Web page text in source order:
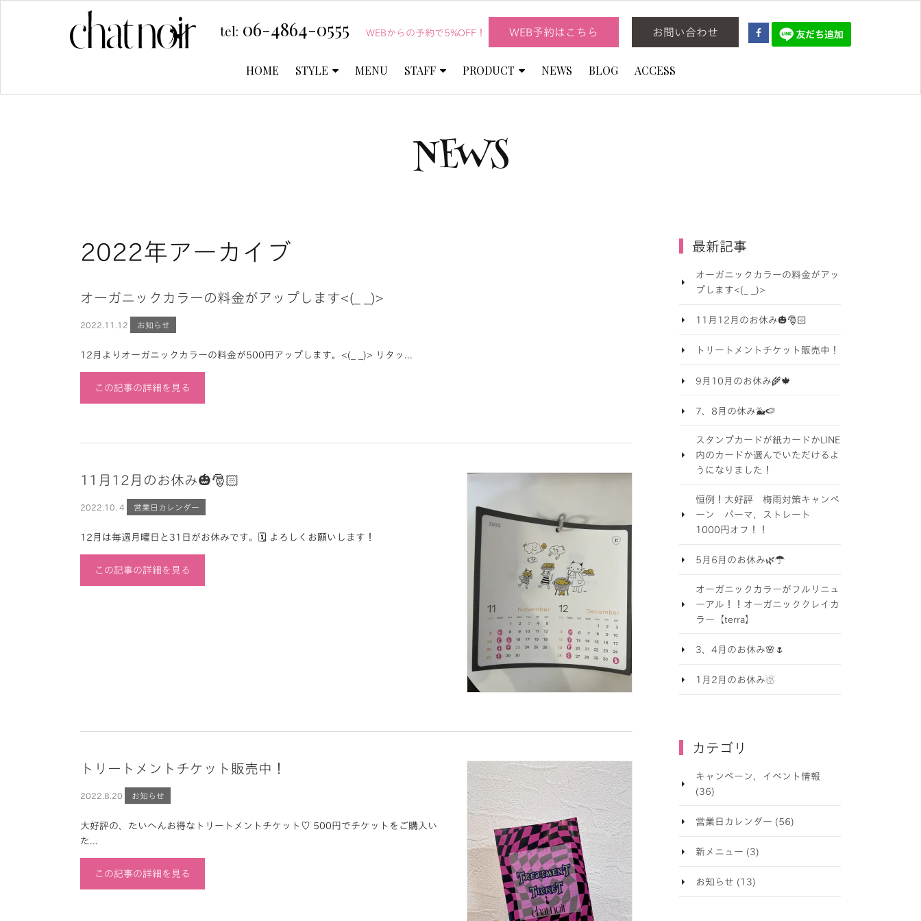
tel: 06-4864-0555 WEBからの予約で5%OFF！ WEB予約はこちら お問い合わせ
HOME STYLE MENU STAFF PRODUCT NEWS BLOG ACCESS
NEWS
2022年アーカイブ
オーガニックカラーの料金がアップします<(_ _)>
2022. 11.12 お知らせ
12月よりオーガニックカラーの料金が500円アップします。<(_ _)> リタッ...
この記事の詳細を見る
11月12月のお休み🎃🎅🏻
2022. 10. 4 営業日カレンダー
12月は毎週月曜日と31日がお休みです。🗓 よろしくお願いします！
この記事の詳細を見る
トリートメントチケット販売中！
2022. 8.20 お知らせ
大好評の、たいへんお得なトリートメントチケット♡ 500円でチケットをご購入い
た...
この記事の詳細を見る
最新記事
オーガニックカラーの料金がアッ
プします<(_ _)>
11月12月のお休み🎃🎅🏻
トリートメントチケット販売中！
9月10月のお休み🌾🍁
7、8月の休み🐳🍉
スタンプカードが紙カードかLINE
内のカードか選んでいただけるよ
うになりました！
恒例！大好評 梅雨対策キャンペ
ーン パーマ、ストレート
1000円オフ！！
5月6月のお休み🌿☂️
オーガニックカラーがフルリニュ
ーアル！！オーガニッククレイカ
ラー【terra】
3、4月のお休み🌸🌷
1月2月のお休み☃️
カテゴリ
キャンペーン、イベント情報
(36)
営業日カレンダー (56)
新メニュー (3)
お知らせ (13)